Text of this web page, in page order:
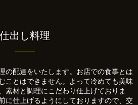
仕出し料理
の配達をいたします。お店での食事とは
ことはできません。よって冷めても美味
素材と調理にこだわり仕上げておりま
に仕上げるようにしておりますので、交